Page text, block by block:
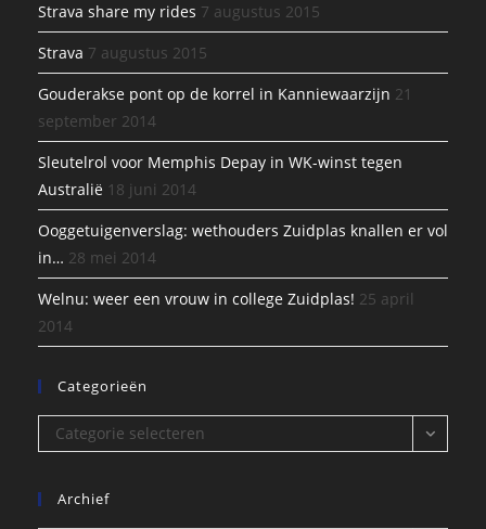
Strava share my rides 7 augustus 2015
Strava 7 augustus 2015
Gouderakse pont op de korrel in Kanniewaarzijn 21
september 2014
Sleutelrol voor Memphis Depay in WK-winst tegen
Australië 18 juni 2014
Ooggetuigenverslag: wethouders Zuidplas knallen er vol
in… 28 mei 2014
Welnu: weer een vrouw in college Zuidplas! 25 april
2014
Categorieën
Categorieën
Categorie selecteren
Archief